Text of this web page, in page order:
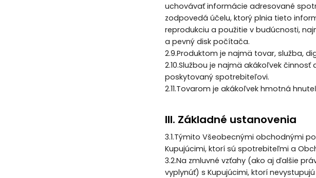
uchovávať informácie adresované
zodpovedá účelu, ktorý plnia tieto
reprodukciu a použitie v budúcnosti,
a pevný disk počítača.
2.9.Produktom je najmä tovar, služba,
2.10.Službou je najmä akákoľvek
poskytovaný spotrebiteľovi.
2.11.Tovarom je akákoľvek hmotná
III. Základné ustanovenia
3.1.Týmito Všeobecnými obchodnými
Kupujúcimi, ktorí sú spotrebiteľmi a
3.2.Na zmluvné vzťahy (ako aj ďalšie
vyplynúť) s Kupujúcimi, ktorí